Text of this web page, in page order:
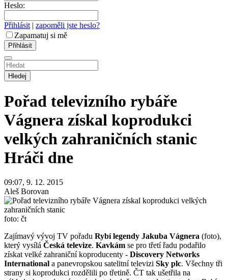
Heslo:
Přihlásit | zapoměli jste heslo?
Zapamatuj si mě
Hledej
Pořad televizního rybáře
Vágnera získal koprodukci
velkých zahraničních stanic
Hráči dne
09:07, 9. 12. 2015
Aleš Borovan
foto: čt
Zajímavý vývoj TV pořadu Rybí legendy Jakuba Vágnera (foto),
který vysílá Česká televize. Kavkám se pro třetí řadu podařilo
získat velké zahraniční koproducenty - Discovery Networks
International a panevropskou satelitní televizi Sky plc. Všechny tři
strany si koprodukci rozdělili po třetině. ČT tak ušetřila na